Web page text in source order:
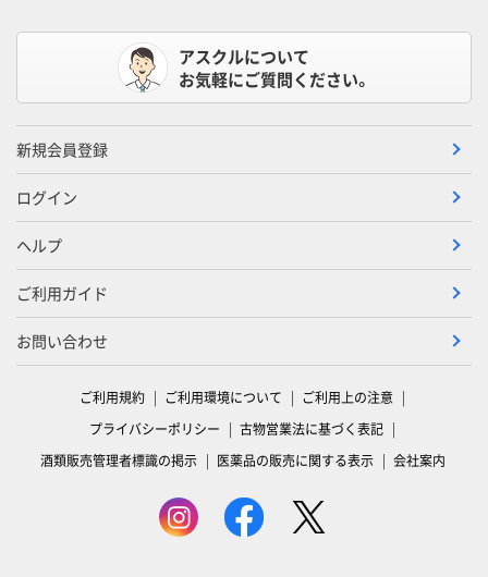
アスクルについて
お気軽にご質問ください。
新規会員登録
ログイン
ヘルプ
ご利用ガイド
お問い合わせ
ご利用規約 ご利用環境について
ご利用上の注意
プライバシーポリシー
古物営業法に基づく表記
酒類販売管理者標識の掲示
医薬品の販売に関する表示 会社案内